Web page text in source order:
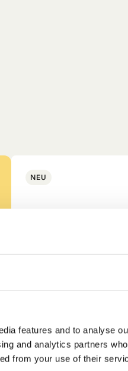
features and to analyse
and analytics partners
from your use of their
NEU